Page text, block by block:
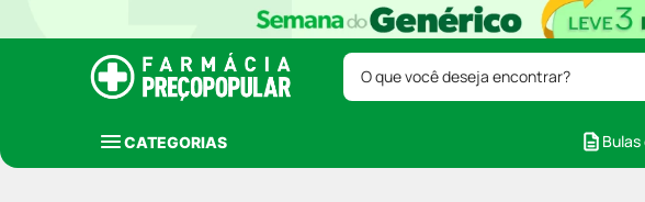
O que você deseja encontrar?
CATEGORIAS Bulas